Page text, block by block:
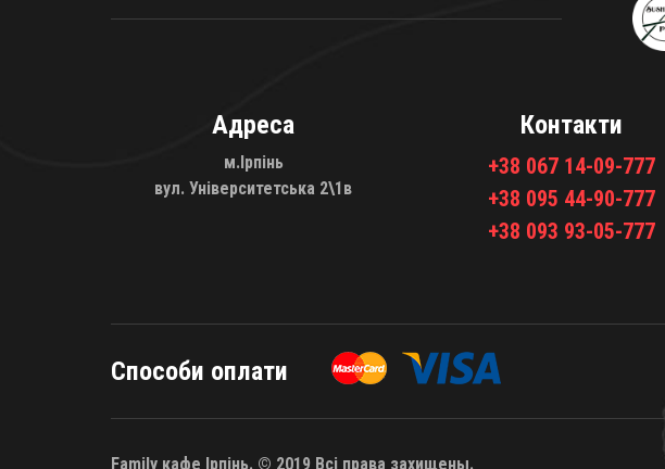
Адреса
м.Ірпінь
вул. Університетська 2\1в
Контакти
+38 067 14-09-777
+38 095 44-90-777
+38 093 93-05-777
Способи оплати
Family кафе Ірпінь. © 2019 Всі права захищены.